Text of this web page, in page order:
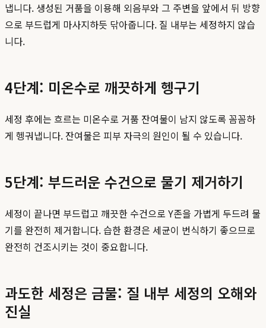
냅니다. 생성된 거품을 이용해 외음부와 그 주변을 앞에서 뒤 방향
으로 부드럽게 마사지하듯 닦아줍니다. 질 내부는 세정하지 않습
니다.
4단계: 미온수로 깨끗하게 헹구기
세정 후에는 흐르는 미온수로 거품 잔여물이 남지 않도록 꼼꼼하
게 헹궈냅니다. 잔여물은 피부 자극의 원인이 될 수 있습니다.
5단계: 부드러운 수건으로 물기 제거하기
세정이 끝나면 부드럽고 깨끗한 수건으로 Y존을 가볍게 두드려 물
기를 완전히 제거합니다. 습한 환경은 세균이 번식하기 좋으므로
완전히 건조시키는 것이 중요합니다.
과도한 세정은 금물: 질 내부 세정의 오해와
진실